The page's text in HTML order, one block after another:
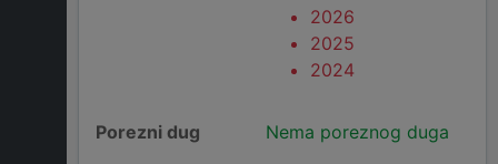
2026
2025
2024
Porezni dug
Nema poreznog duga